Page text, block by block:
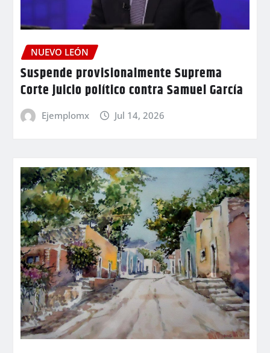
NUEVO LEÓN
Suspende provisionalmente Suprema
Corte juicio político contra Samuel García
Ejemplomx Jul 14, 2026